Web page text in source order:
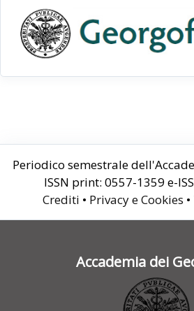
Periodico semestrale
ISSN print: 0557-1359 e-
Crediti • Privacy e Cookies •
Accademia dei